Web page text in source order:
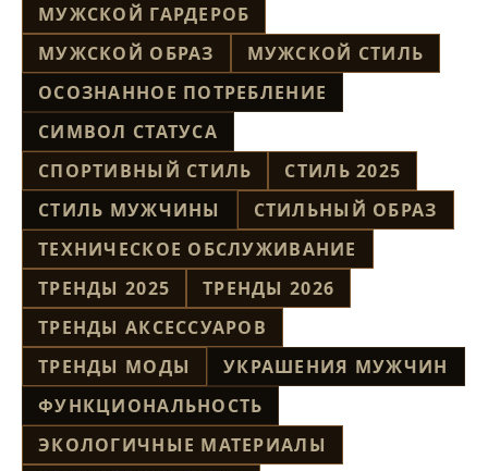
МУЖСКОЙ ГАРДЕРОБ
МУЖСКОЙ ОБРАЗ
МУЖСКОЙ СТИЛЬ
ОСОЗНАННОЕ ПОТРЕБЛЕНИЕ
СИМВОЛ СТАТУСА
СПОРТИВНЫЙ СТИЛЬ
СТИЛЬ 2025
СТИЛЬ МУЖЧИНЫ
СТИЛЬНЫЙ ОБРАЗ
ТЕХНИЧЕСКОЕ ОБСЛУЖИВАНИЕ
ТРЕНДЫ 2025
ТРЕНДЫ 2026
ТРЕНДЫ АКСЕССУАРОВ
ТРЕНДЫ МОДЫ
УКРАШЕНИЯ МУЖЧИН
ФУНКЦИОНАЛЬНОСТЬ
ЭКОЛОГИЧНЫЕ МАТЕРИАЛЫ